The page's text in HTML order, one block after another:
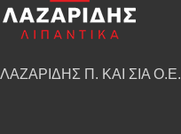
ΛΑΖΑΡΙΔΗΣ Π. ΚΑΙ ΣΙΑ Ο.Ε.